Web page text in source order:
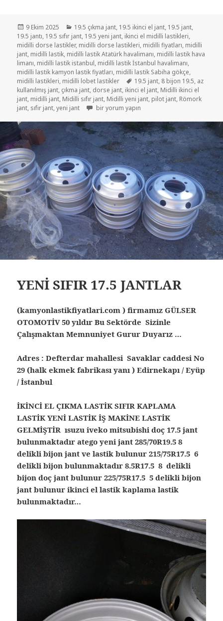
Yayın
tarihi
9 Ekim 2025 Kategoriler
19.5 çıkma jant, 19.5 ikinci el jant, 19.5 jant,
19.5 jantı, 19.5 sıfır jant, 19.5 yeni jant, ikinci el midilli lastikleri,
midilli dorse lastikler, midilli dorse lastikleri, midilli fiyatları, midilli
jant, midilli lastik, midilli lastik Atatürk havalimanı, midilli lastik hava
limanı, midilli lastik istanbul, midilli lastik İstanbul havalimanı,
midilli lastik kamyon lastik fiyatları, midilli lastik Sabiha gökçe,
midilli lastikleri, midilli lobet lastikler Etiketler
19.5 jant, 8 bijon 19.5, az
kullanılmış jant, çıkma jant, dorse jant, ikinci el jant, Midilli ikinci el
jant, midilli jant, Midilli sıfır jant, Midilli yeni jant, pilot jant, Römork
jant, sıfır jant,yeni jant 19.5 İKİNCİ EL ÇIKMA MİDİLLİ JANT için
bir yorum yapın
YENİ SIFIR 17.5 JANTLAR
(kamyonlastikfiyatlari.com ) firmamız GÜLSER
OTOMOTİV 50 yıldır Bu Sektörde Sizinle
Çalışmaktan Memnuniyet Gurur Duyarız …
Adres : Defterdar mahallesi Savaklar caddesi No
29 (halk ekmek fabrikası yanı ) Edirnekapı / Eyüp
/ İstanbul
İKİNCİ EL ÇIKMA LASTİK SIFIR KAPLAMA
LASTİK YENİ LASTİK İŞ MAKİNE LASTİK
GELMİŞTİR ısuzu iveko mitsubishi doç 17.5 jant
bulunmaktadır atego yeni jant 285/70R19.5 8
delikli bijon jant ve lastik bulunur 215/75R17.5 6
delikli bijon bulunmaktadır 8.5R17.5 8 delikli
bijon doç jant bulunur 225/75R17.5 5 delikli bijon
jant bulunur ikinci el lastik kaplama lastik
bulunmaktadır…